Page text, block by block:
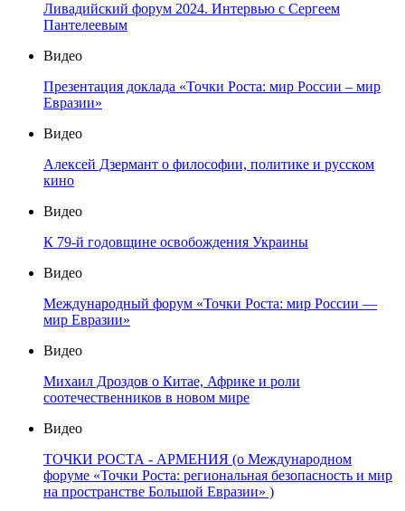
Ливадийский форум 2024. Интервью с Сергеем
Пантелеевым
Видео
Презентация доклада «Точки Роста: мир России – мир
Евразии»
Видео
Алексей Дзермант о философии, политике и русском
кино
Видео
К 79-й годовщине освобождения Украины
Видео
Международный форум «Точки Роста: мир России —
мир Евразии»
Видео
Михаил Дроздов о Китае, Африке и роли
соотечественников в новом мире
Видео
ТОЧКИ РОСТА - АРМЕНИЯ (о Международном
форуме «Точки Роста: региональная безопасность и мир
на пространстве Большой Евразии» )